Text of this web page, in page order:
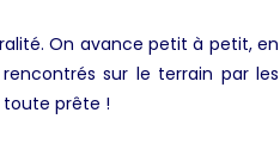
On avance petit à petit, en
sur le terrain par les
toute prête !